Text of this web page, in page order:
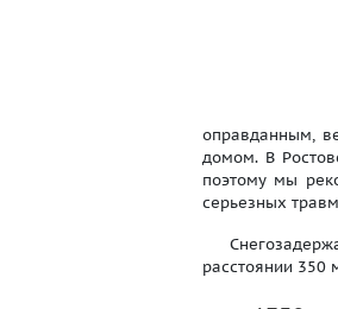
оправданным,
домом. В
поэтому мы
серьезных травм
расстоянии 350